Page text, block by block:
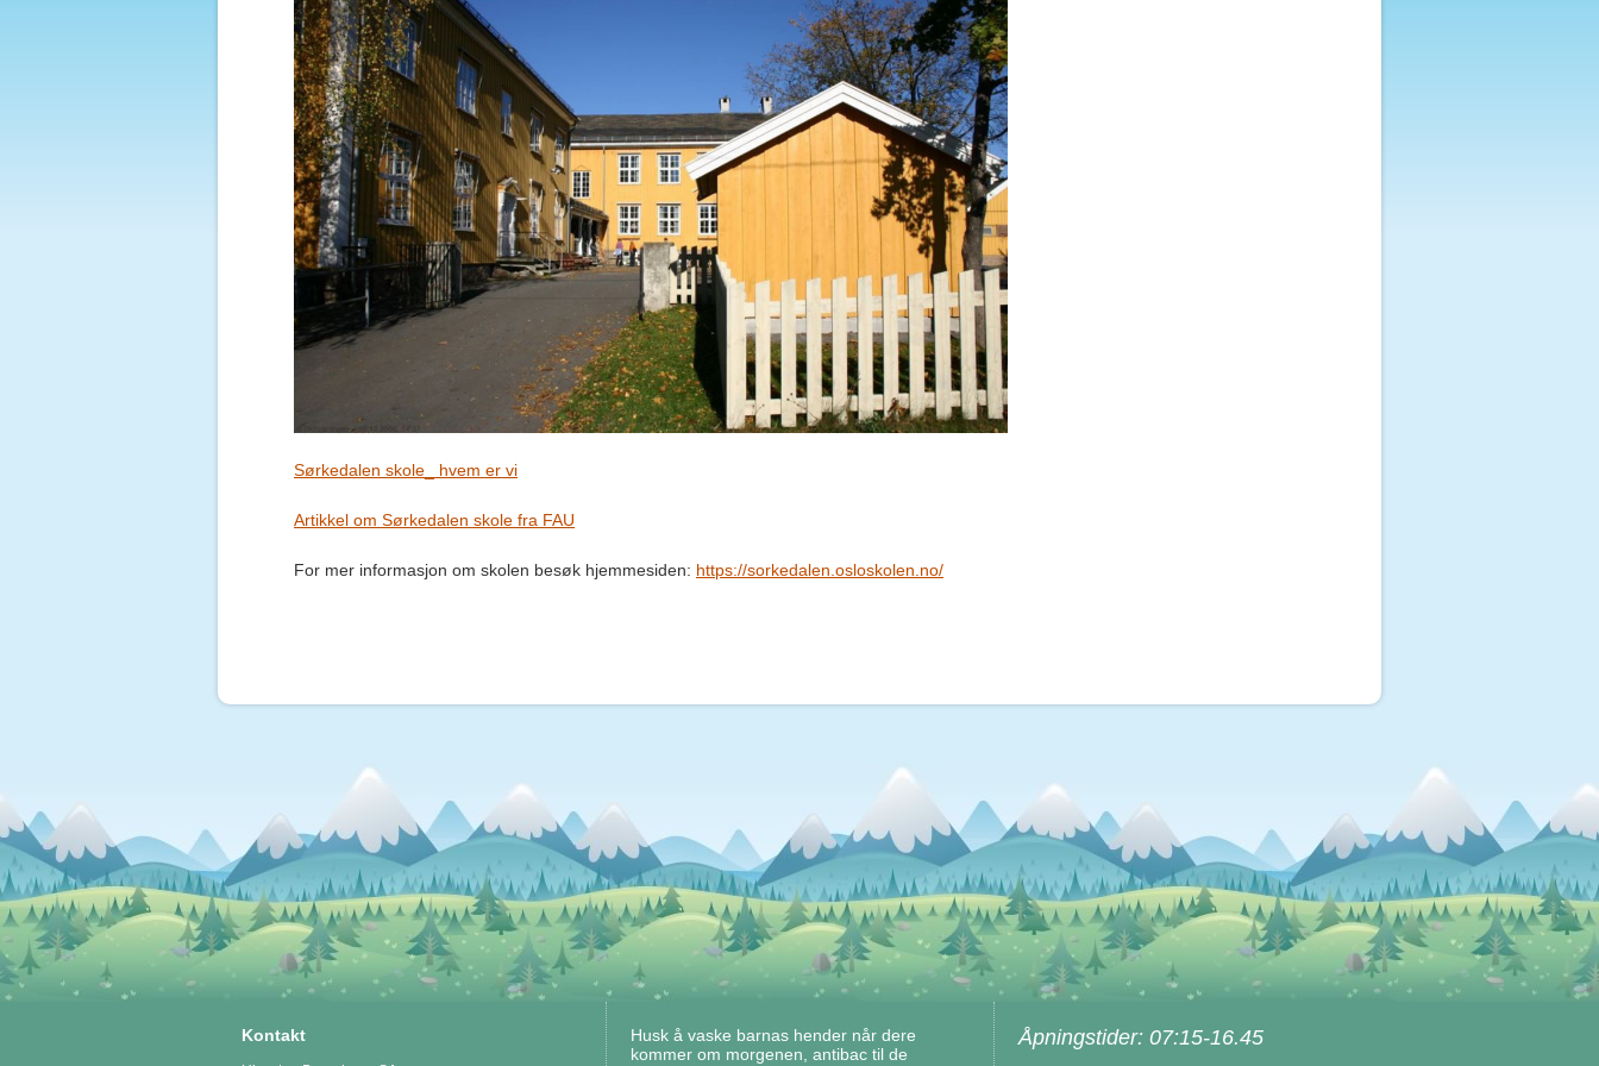
Sørkedalen skole_ hvem er vi
Artikkel om Sørkedalen skole fra FAU
For mer informasjon om skolen besøk hjemmesiden: https://sorkedalen.osloskolen.no/
Kontakt
Husk å vaske barnas hender når dere
kommer om morgenen, antibac til de
Åpningstider: 07:15-16.45